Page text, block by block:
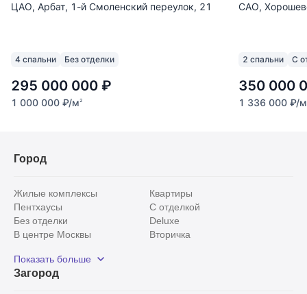
ЦАО, Арбат, 1-й Смоленский переулок, 21
4 спальни Без отделки
295 000 000 ₽
1 000 000 ₽/м2
САО,
2 спальни С
350 000
1 336 000 ₽/м
Город
Жилые комплексы
Квартиры
Пентхаусы
С отделкой
Без отделки
Deluxe
В центре Москвы
Вторичка
Рядом с парком
С панорамными окнами
Показать больше
Загород